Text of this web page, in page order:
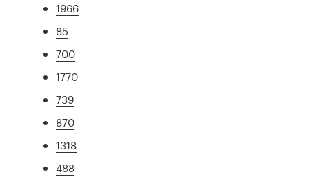
1966
85
700
1770
739
870
1318
488